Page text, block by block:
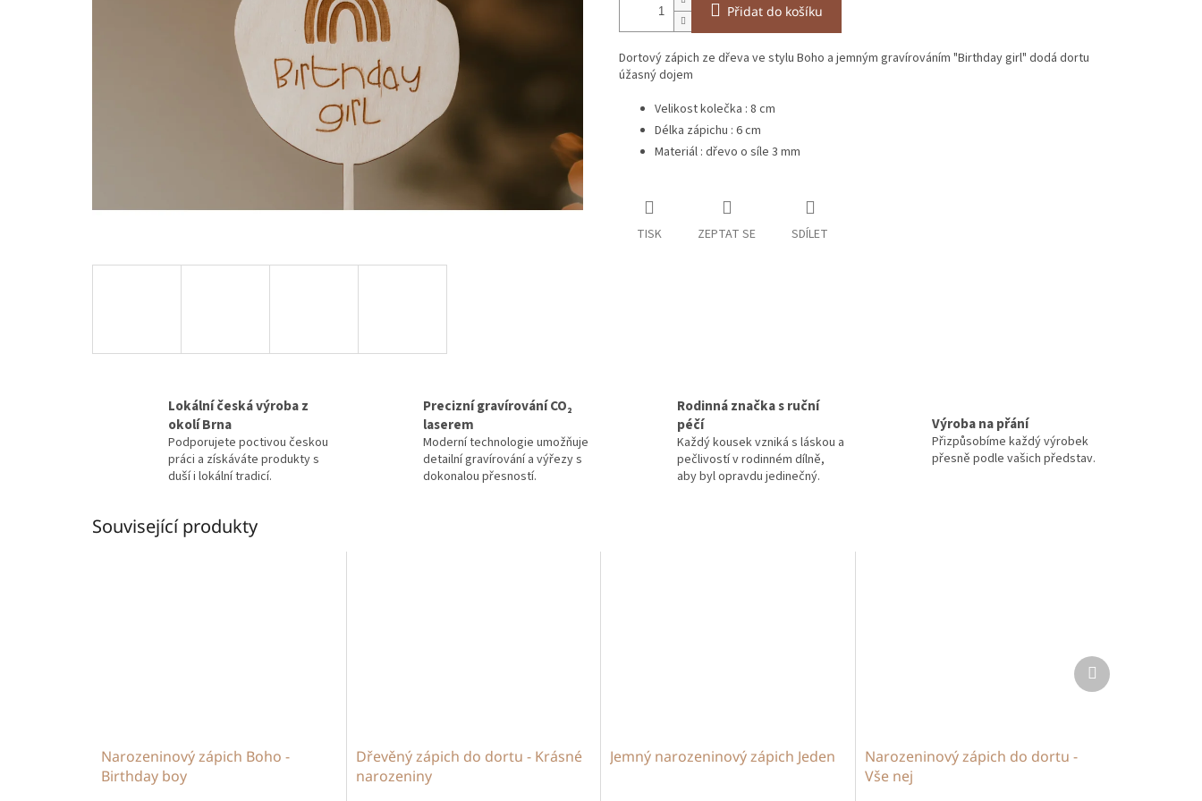
Přidat do košíku
Dortový zápich ze dřeva ve stylu Boho a jemným gravírováním "Birthday girl" dodá dortu
úžasný dojem
Velikost kolečka : 8 cm
Délka zápichu : 6 cm
Materiál : dřevo o síle 3 mm
TISK ZEPTAT SE SDÍLET
Lokální česká výroba z
okolí Brna
Podporujete poctivou českou
práci a získáváte produkty s
duší i lokální tradicí.
Precizní gravírování CO₂
laserem
Moderní technologie umožňuje
detailní gravírování a výřezy s
dokonalou přesností.
Rodinná značka s ruční
péčí
Každý kousek vzniká s láskou a
pečlivostí v rodinném dílně,
aby byl opravdu jedinečný.
Výroba na přání
Přizpůsobíme každý výrobek
přesně podle vašich představ.
Související produkty
Narozeninový zápich Boho -
Birthday boy
Dřevěný zápich do dortu - Krásné
narozeniny
Jemný narozeninový zápich Jeden
Narozeninový zápich do dortu -
Vše nej
Další
produkt